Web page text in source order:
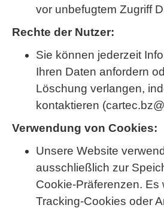
vor unbefugtem Zugriff
Rechte der Nutzer:
Sie können jederzeit
Ihren Daten anfordern
Löschung verlangen,
kontaktieren
Verwendung von Cookies:
Unsere Website
ausschließlich zur
Cookie-Präferenzen. Es
Tracking-Cookies oder